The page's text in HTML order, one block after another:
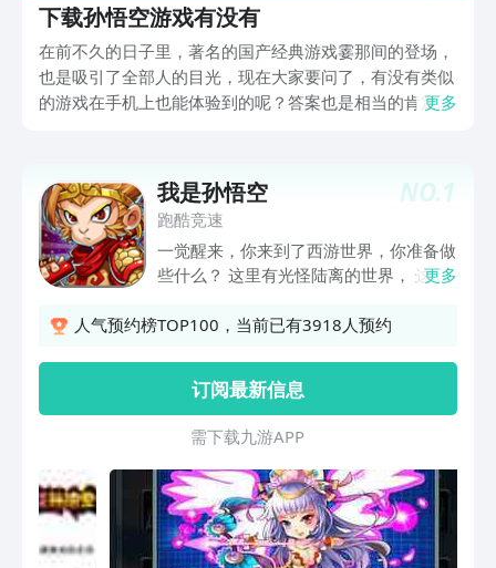
下载孙悟空游戏有没有
在前不久的日子里，著名的国产经典游戏霎那间的登场，
也是吸引了全部人的目光，现在大家要问了，有没有类似
的游戏在手机上也能体验到的呢？答案也是相当的肯定，
看完了下面的这些介绍之后，大家也可以去选择体验一下
呢。
更多
NO.1
我是孙悟空
跑酷竞速
一觉醒来，你来到了西游世界，你准备做
些什么？ 这里有光怪陆离的世界， 这里
手，首款穿越类挂机游戏， 带你进入不
更多
人气预约榜TOP100，当前已有3918人预约
订阅最新信息
需 下 载 九 游 A P P